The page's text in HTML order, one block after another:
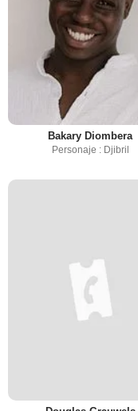
Bakary Diombera
Personaje : Djibril